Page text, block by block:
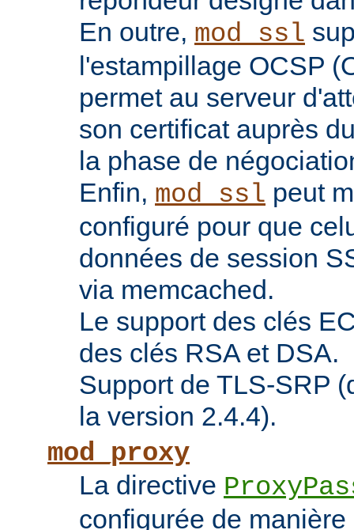
En outre, mod_ssl
l'estampillage OCSP
permet au serveur
son certificat auprès
la phase de
Enfin, mod_ssl peut
configuré pour que
données de session
via memcached.
Le support des clés
des clés RSA et DSA.
Support de TLS-SRP
la version 2.4.4).
mod_proxy
La directive
configurée de